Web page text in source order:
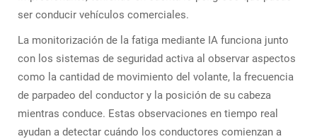
ser conducir vehículos comerciales.
La monitorización de la fatiga mediante IA funciona junto
con los sistemas de seguridad activa al observar aspectos
como la cantidad de movimiento del volante, la frecuencia
de parpadeo del conductor y la posición de su cabeza
mientras conduce. Estas observaciones en tiempo real
ayudan a detectar cuándo los conductores comienzan a